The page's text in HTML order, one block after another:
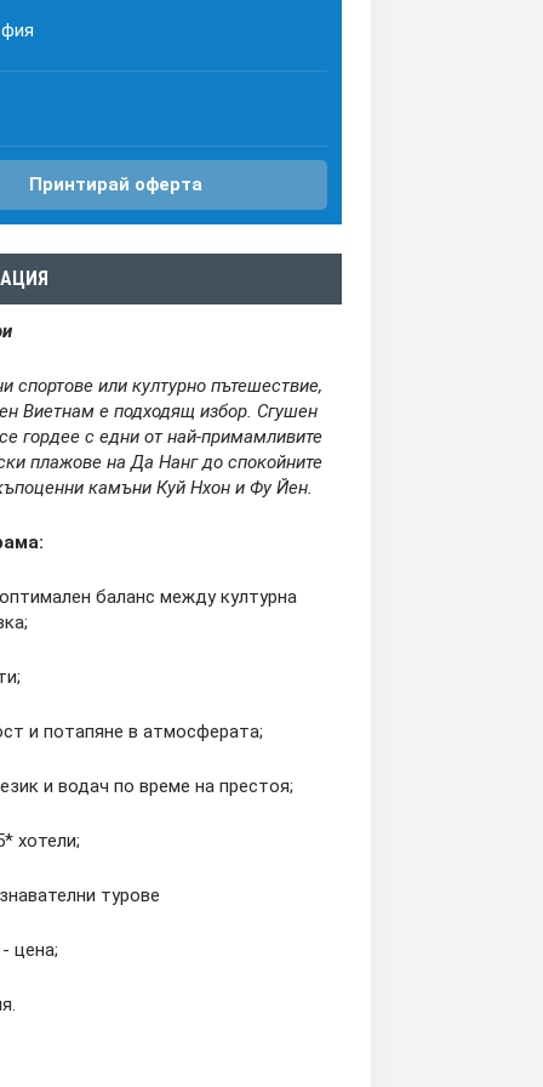
Принтирай оферта
или културно пътешествие,
Виетнам е подходящ избор. Сгушен
гордее с едни от най-примамливите
плажове на Да Нанг до спокойните
камъни Куй Нхон и Фу Йен.
баланс между културна
и потапяне в атмосферата;
и водач по време на престоя;
хотели;
турове
цена;